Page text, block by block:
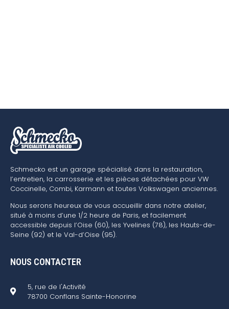
Schmecko est un garage spécialisé dans la restauration,
l’entretien, la carrosserie et les pièces détachées pour VW
Coccinelle, Combi, Karmann et toutes Volkswagen anciennes.
Nous serons heureux de vous accueillir dans notre atelier,
situé à moins d’une 1/2 heure de Paris, et facilement
accessible depuis l’Oise (60), les Yvelines (78), les Hauts-de-
Seine (92) et le Val-d’Oise (95).
NOUS CONTACTER
5, rue de l'Activité
78700 Conflans Sainte-Honorine